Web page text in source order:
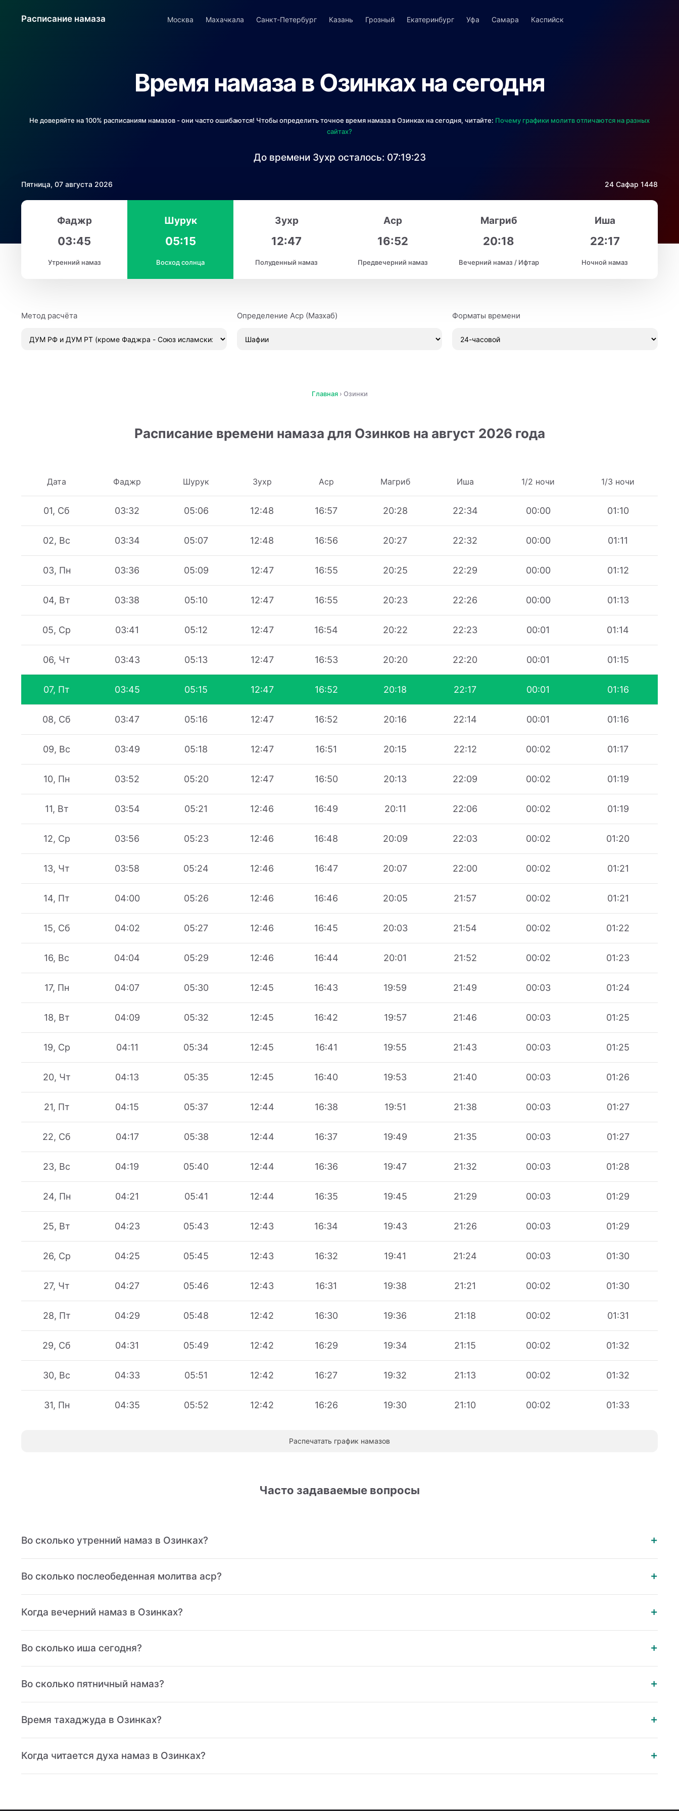
Расписание намаза Москва Махачкала Санкт-Петербург Казань Грозный Екатеринбург Уфа Самара Каспийск
Время намаза в Озинках на сегодня
Не доверяйте на 100% расписаниям намазов - они часто ошибаются! Чтобы определить точное время намаза в Озинках на сегодня, читайте: Почему графики молитв отличаются на разных
сайтах?
До времени Зухр осталось: 07:19:23
Пятница, 07 августа 2026 24 Сафар 1448
Фаджр
03:45
Утренний намаз
Шурук
05:15
Восход солнца
Зухр
12:47
Полуденный намаз
Аср
16:52
Предвечерний намаз
Магриб
20:18
Вечерний намаз / Ифтар
Иша
22:17
Ночной намаз
Метод расчёта Определение Аср (Мазхаб) Форматы времени
Главная› Озинки
Расписание времени намаза для Озинков на август 2026 года
Дата Фаджр Шурук Зухр Аср Магриб Иша 1/2 ночи 1/3 ночи
01, Сб 03:32 05:06 12:48 16:57 20:28 22:34 00:00 01:10
02, Вс 03:34 05:07 12:48 16:56 20:27 22:32 00:00 01:11
03, Пн 03:36 05:09 12:47 16:55 20:25 22:29 00:00 01:12
04, Вт 03:38 05:10 12:47 16:55 20:23 22:26 00:00 01:13
05, Ср 03:41 05:12 12:47 16:54 20:22 22:23 00:01 01:14
06, Чт 03:43 05:13 12:47 16:53 20:20 22:20 00:01 01:15
07, Пт 03:45 05:15 12:47 16:52 20:18 22:17 00:01 01:16
08, Сб 03:47 05:16 12:47 16:52 20:16 22:14 00:01 01:16
09, Вс 03:49 05:18 12:47 16:51 20:15 22:12 00:02 01:17
10, Пн 03:52 05:20 12:47 16:50 20:13 22:09 00:02 01:19
11, Вт 03:54 05:21 12:46 16:49 20:11 22:06 00:02 01:19
12, Ср 03:56 05:23 12:46 16:48 20:09 22:03 00:02 01:20
13, Чт 03:58 05:24 12:46 16:47 20:07 22:00 00:02 01:21
14, Пт 04:00 05:26 12:46 16:46 20:05 21:57 00:02 01:21
15, Сб 04:02 05:27 12:46 16:45 20:03 21:54 00:02 01:22
16, Вс 04:04 05:29 12:46 16:44 20:01 21:52 00:02 01:23
17, Пн 04:07 05:30 12:45 16:43 19:59 21:49 00:03 01:24
18, Вт 04:09 05:32 12:45 16:42 19:57 21:46 00:03 01:25
19, Ср 04:11 05:34 12:45 16:41 19:55 21:43 00:03 01:25
20, Чт 04:13 05:35 12:45 16:40 19:53 21:40 00:03 01:26
21, Пт 04:15 05:37 12:44 16:38 19:51 21:38 00:03 01:27
22, Сб 04:17 05:38 12:44 16:37 19:49 21:35 00:03 01:27
23, Вс 04:19 05:40 12:44 16:36 19:47 21:32 00:03 01:28
24, Пн 04:21 05:41 12:44 16:35 19:45 21:29 00:03 01:29
25, Вт 04:23 05:43 12:43 16:34 19:43 21:26 00:03 01:29
26, Ср 04:25 05:45 12:43 16:32 19:41 21:24 00:03 01:30
27, Чт 04:27 05:46 12:43 16:31 19:38 21:21 00:02 01:30
28, Пт 04:29 05:48 12:42 16:30 19:36 21:18 00:02 01:31
29, Сб 04:31 05:49 12:42 16:29 19:34 21:15 00:02 01:32
30, Вс 04:33 05:51 12:42 16:27 19:32 21:13 00:02 01:32
31, Пн 04:35 05:52 12:42 16:26 19:30 21:10 00:02 01:33
Распечатать график намазов
Часто задаваемые вопросы
Во сколько утренний намаз в Озинках?
Во сколько послеобеденная молитва аср?
Когда вечерний намаз в Озинках?
Во сколько иша сегодня?
Во сколько пятничный намаз?
Время тахаджуда в Озинках?
Когда читается духа намаз в Озинках?